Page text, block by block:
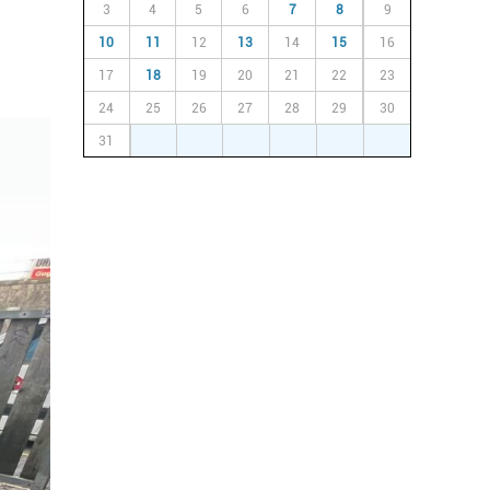
3 4 5 6 7 8 9
10 11 12 13 14 15 16
17 18 19 20 21 22 23
24 25 26 27 28 29 30
31